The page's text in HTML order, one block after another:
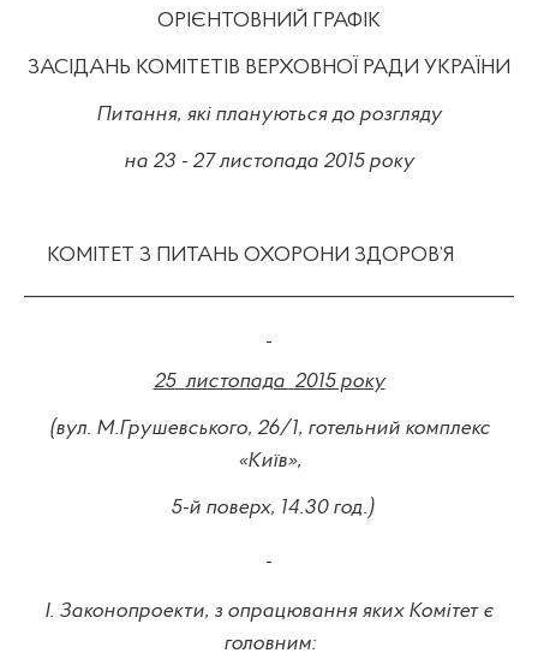
ОР ІЄ НТОВНИЙ ГРАФІ К
ЗАСІДАНЬ КОМІТЕТІВ ВЕРХОВНОЇ РАДИ УКРАЇНИ
Питання, які плануються до розгляду
на 23 - 27 листопада 2015 року
КОМІТЕТ З ПИТАНЬ ОХОРОНИ ЗДОРОВ’Я
25 листопада 2015 року
(вул. М.Грушевського, 26/1, готельний комплекс
«Київ»,
5-й поверх, 14.30 год.)
І. Законопроекти, з опрацювання яких Комітет є
головним: